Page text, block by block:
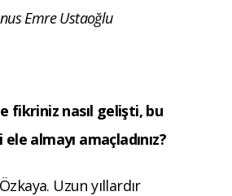
Emre Ustaoğlu
fikriniz nasıl gelişti, bu
almayı amaçladınız?
Uzun yıllardır